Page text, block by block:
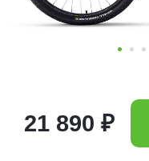
21 890 ₽
Оплачивайте
25% картой
выбранный
75